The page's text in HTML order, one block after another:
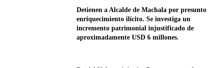
Detienen a Alcalde de Machala por presunto
enriquecimiento ilícito. Se investiga un
incremento patrimonial injustificado de
aproximadamente USD 6 millones.